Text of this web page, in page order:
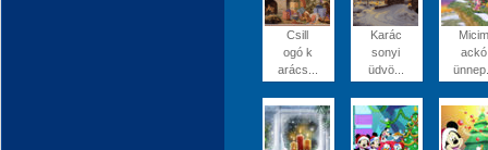
Csill
ogó k
arács...
Karác
sonyi
üdvö...
Micim
ackó